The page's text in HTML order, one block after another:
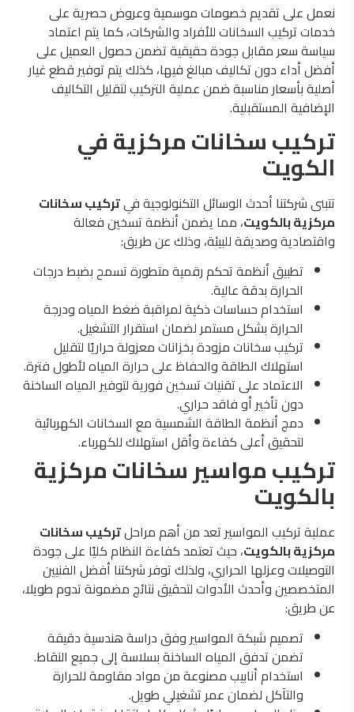
نعمل على تقديم خصومات موسمية وعروض حصرية على
خدمات تركيب السخانات للأفراد والشركات، كما يتم اعتماد
سياسة سعر مقابل جودة حقيقية تضمن حصول العميل على
أفضل أداء دون تكاليف مبالغ فيها، كذلك يتم توفير قطع غيار
أصلية بأسعار مناسبة ضمن عملية التركيب لتقليل التكاليف
الإضافية المستقبلية.
تركيب سخانات مركزية في
الكويت
تتبنى شركتنا أحدث الوسائل التكنولوجية فيتركيب سخانات
مركزية بالكويت، مما يضمن أنظمة تسخين فعالة
واقتصادية وصديقة للبيئة، وذلك عن طريق:
تطبيق أنظمة تحكم رقمية متطورة تسمح بضبط درجات
الحرارة بدقة عالية.
استخدام حساسات ذكية لمراقبة ضغط المياه ودرجة
الحرارة بشكل مستمر لضمان استقرار التشغيل.
تركيب سخانات مزودة بخزانات معزولة حراريًا لتقليل
استهلاك الطاقة والحفاظ على حرارة المياه لأطول فترة.
الاعتماد على تقنيات تسخين فورية لتوفير المياه الساخنة
دون تأخير أو فاقد حراري.
دمج أنظمة الطاقة الشمسية مع السخانات الكهربائية
لتحقيق أعلى كفاءة وأقل استهلاك للكهرباء.
تركيب مواسير سخانات مركزية
بالكويت
عملية تركيب المواسير تعد من أهم مراحلتركيب سخانات
مركزية بالكويت، حيث تعتمد كفاءة النظام كليًا على جودة
التوصيلات وعزلها الحراري، ولذلك توفر شركتنا أفضل الفنيين
المتخصصين وأحدث الأدوات لتحقيق نتائج مضمونة تدوم طويلا،
عن طريق:
تصميم شبكة المواسير وفق دراسة هندسية دقيقة
تضمن تدفق المياه الساخنة بسلاسة إلى جميع النقاط.
استخدام أنابيب مصنوعة من مواد مقاومة للحرارة
والتآكل لضمان عمر تشغيلي طويل.